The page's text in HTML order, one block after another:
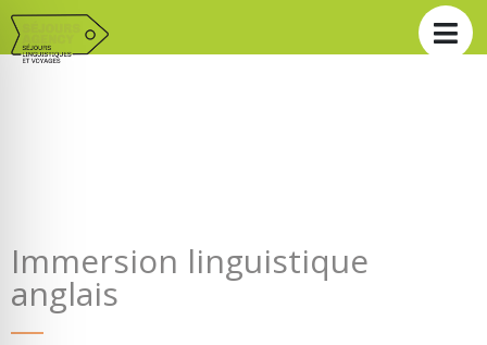
Immersion linguistique
anglais